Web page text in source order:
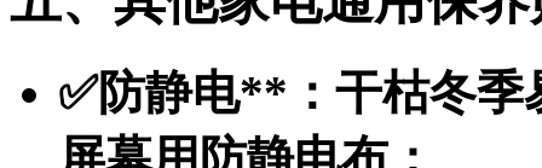
✅防静电**：干枯冬季
屏幕用防静电布；